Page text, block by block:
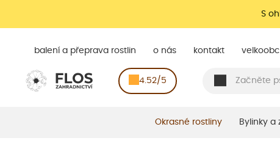
S
balení a přeprava rostlin o nás kontakt
4.52/5
Okrasné rostliny Bylinky a